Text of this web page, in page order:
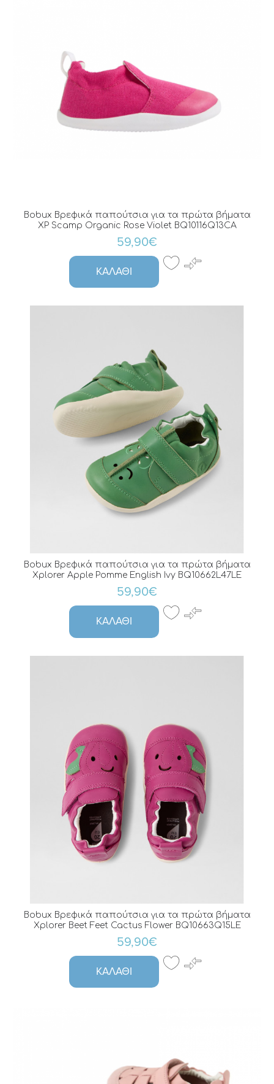
Bobux Βρεφικά παπούτσια για τα πρώτα βήματα
XP Scamp Organic Rose Violet BQ10116Q13CA
59,90€
ΚΑΛΆΘΙ
Bobux Βρεφικά παπούτσια για τα πρώτα βήματα
Xplorer Apple Pomme English Ivy BQ10662L47LE
59,90€
ΚΑΛΆΘΙ
Bobux Βρεφικά παπούτσια για τα πρώτα βήματα
Xplorer Beet Feet Cactus Flower BQ10663Q15LE
59,90€
ΚΑΛΆΘΙ